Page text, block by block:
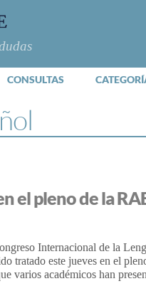
CONSULTAS
el pleno de la
Internacional de la
tratado este jueves en el
varios académicos han